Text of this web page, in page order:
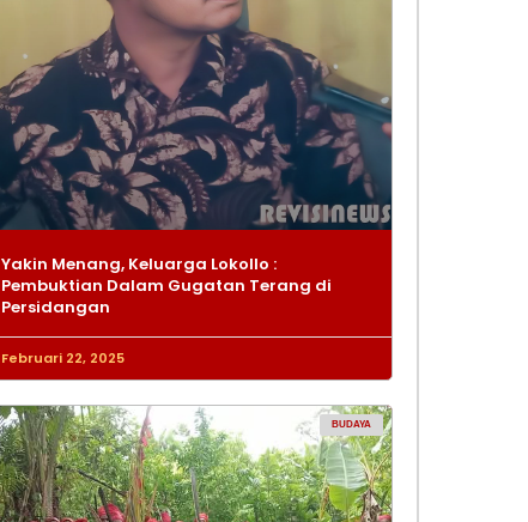
Yakin Menang, Keluarga Lokollo :
Pembuktian Dalam Gugatan Terang di
Persidangan
Februari 22, 2025
BUDAYA